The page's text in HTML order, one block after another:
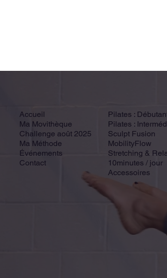
Accueil
Ma Movithèque
Challenge août 2025
Ma Méthode
Événements
Contact
Pilates :
Pilates :
Sculpt Fusion
MobilityFlow
Stretching &
10minutes / jour
Accessoires